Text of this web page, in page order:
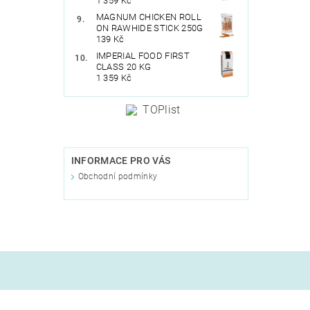
MAGNUM CHICKEN ROLL
ON RAWHIDE STICK 250G
139 Kč
IMPERIAL FOOD FIRST
CLASS 20 KG
1 359 Kč
INFORMACE PRO VÁS
Obchodní podmínky